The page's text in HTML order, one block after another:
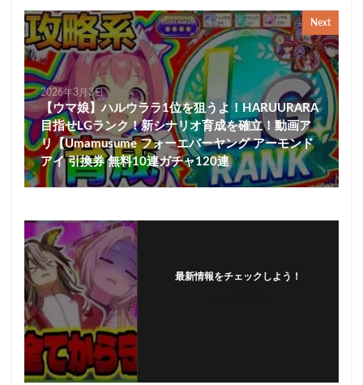
Next
2026年3月3日
【ウマ娘】ハルウララ1位を狙うよ！HARUURARA
目指せLGランク！新シナリオ育成を確立！動画ア
リ【Umamusume フォーエバーヤング アーモンド
アイ 引換券 無料10連ガチャ120連
最新情報をチェックしよう！